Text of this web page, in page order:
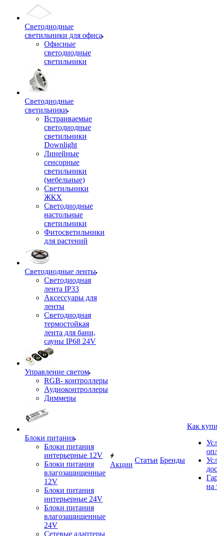
Светодиодные
светильники для офиса
Офисные
светодиодные
светильники
Светодиодные
светильники
Встраиваемые
светодиодные
светильники
Downlight
Линейные
сенсорные
светильники
(мебельные)
Светильники
ЖКХ
Светодиодные
настольные
светильники
Фитосветильники
для растений
Светодиодные ленты
Светодиодная
лента IP33
Аксессуары для
ленты
Светодиодная
термостойкая
лента для бани,
сауны IP68 24V
Управление светом
RGB- контроллеры
Аудиоконтроллеры
Диммеры
Блоки питания
Блоки питания
интерьерные 12V
Блоки питания
влагозащищенные
12V
Блоки питания
интерьерные 24V
Блоки питания
влагозащищенные
24V
Сетевые адаптеры
Акции
Статьи Бренды
Как
на